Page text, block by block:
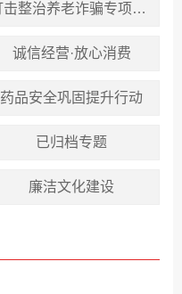
打击整治养老诈骗专项行动
诚信经营·放心消费
药品安全巩固提升行动
已归档专题
廉洁文化建设